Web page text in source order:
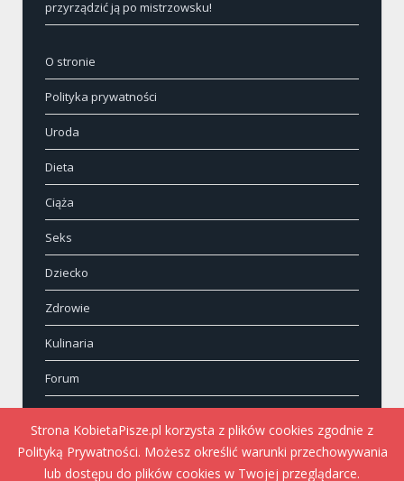
Strona KobietaPisze.pl korzysta z plików cookies zgodnie z
Polityką Prywatności. Możesz określić warunki przechowywania
lub dostępu do plików cookies w Twojej przeglądarce.
przyrządzić ją po mistrzowsku!
O stronie
Polityka prywatności
Uroda
Dieta
Ciąża
Seks
Dziecko
Zdrowie
Kulinaria
Forum